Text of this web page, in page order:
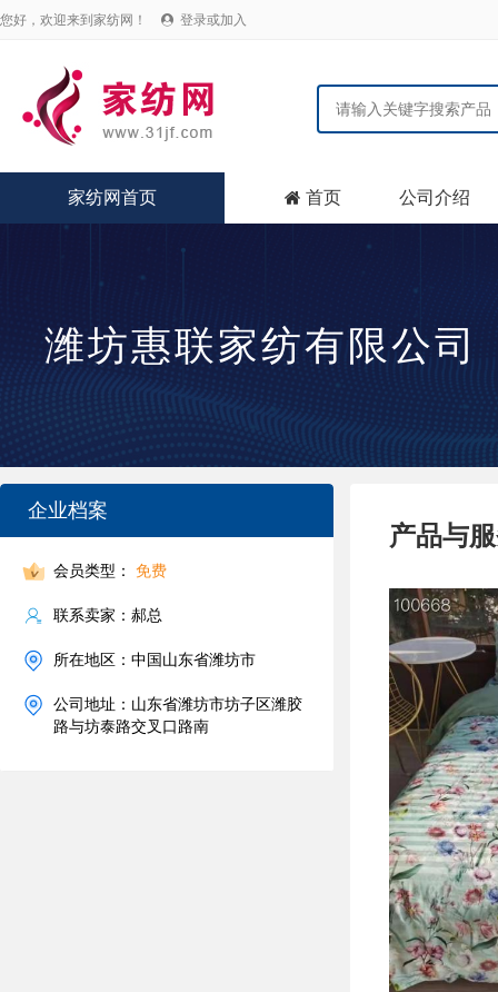
您好，欢迎来到家纺网！  登录或加入
家纺网首页  首页 公司介绍
潍坊惠联家纺有限公司
企业档案
会员类型： 免费
联系卖家：郝总
所在地区：中国山东省潍坊市
公司地址：山东省潍坊市坊子区潍胶
路与坊泰路交叉口路南
产品与